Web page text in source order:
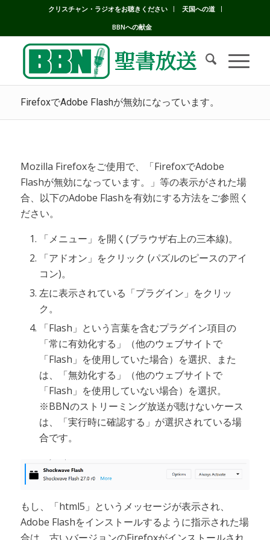
クリスチャン・ラジオをお聴きください
天国への道
BBNへの献金
FirefoxでAdobe Flashが無効になっています。
Mozilla Firefoxをご使用で、「FirefoxでAdobe
Flashが無効になっています。」等の表示がされた場
合、以下のAdobe Flashを有効にする方法をご参照く
ださい。
「メニュー」を開く(ブラウザ右上の三本線)。
「アドオン」をクリック (パズルのピースのアイ
コン)。
左に表示されている「プラグイン」をクリッ
ク。
「Flash」という言葉を含むプラグイン項目の
「常に有効化する」（他のウェブサイトで
「Flash」を使用していた場合）を選択、また
は、「無効化する」（他のウェブサイトで
「Flash」を使用していない場合）を選択。
※BBNのストリーミング放送が聴けないケース
は、「実行時に確認する」が選択されている場
合です。
もし、「html5」というメッセージが表示され、
Adobe Flashをインストールするように指示された場
合は、古いバージョンのFirefoxがインストールされ